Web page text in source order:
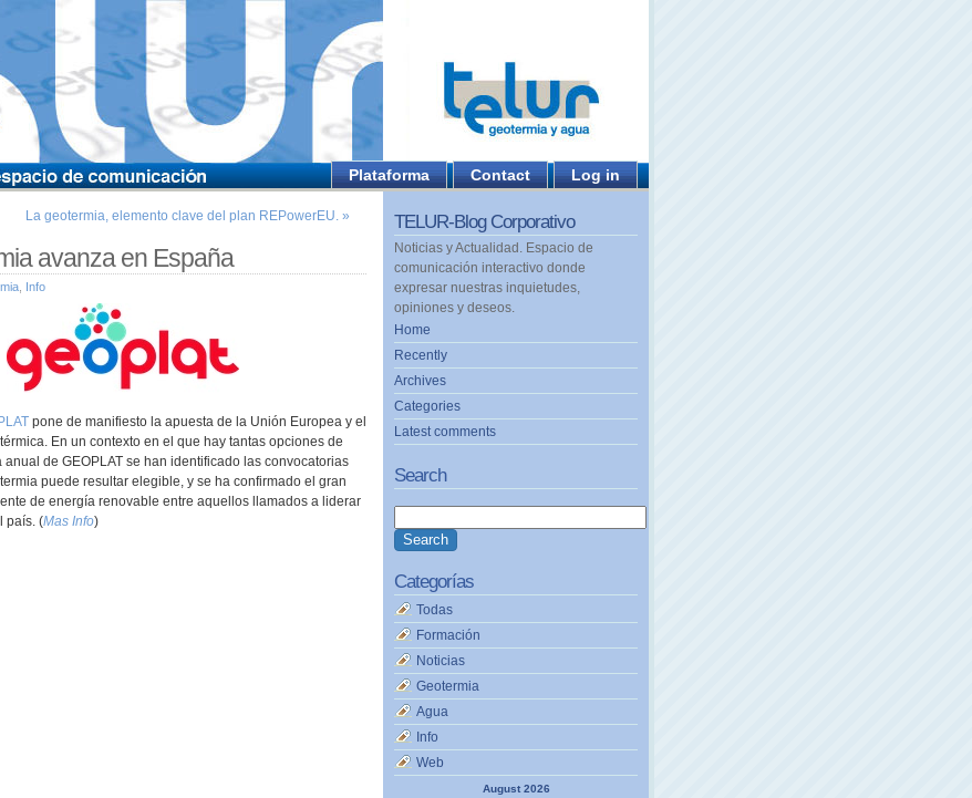
Plataforma Contact Log in
La geotermia, elemento clave del plan REPowerEU. »
avanza en España
Info
pone de manifiesto la apuesta de la Unión Europea y el
En un contexto en el que hay tantas opciones de
de GEOPLAT se han identificado las convocatorias
puede resultar elegible, y se ha confirmado el gran
de energía renovable entre aquellos llamados a liderar
país. (Mas Info)
TELUR-Blog Corporativo
Noticias y Actualidad. Espacio de
comunicación interactivo donde
expresar nuestras inquietudes,
opiniones y deseos.
Home
Recently
Archives
Categories
Latest comments
Search
Categorías
Todas
Formación
Noticias
Geotermia
Agua
Info
Web
August 2026